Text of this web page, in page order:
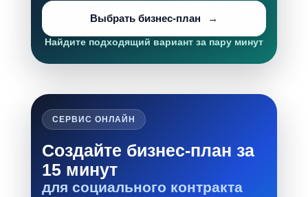
Выбрать бизнес-план
Найдите подходящий вариант за пару минут
СЕРВИС ОНЛАЙН
Создайте бизнес-план за
15 минут
для социального контракта